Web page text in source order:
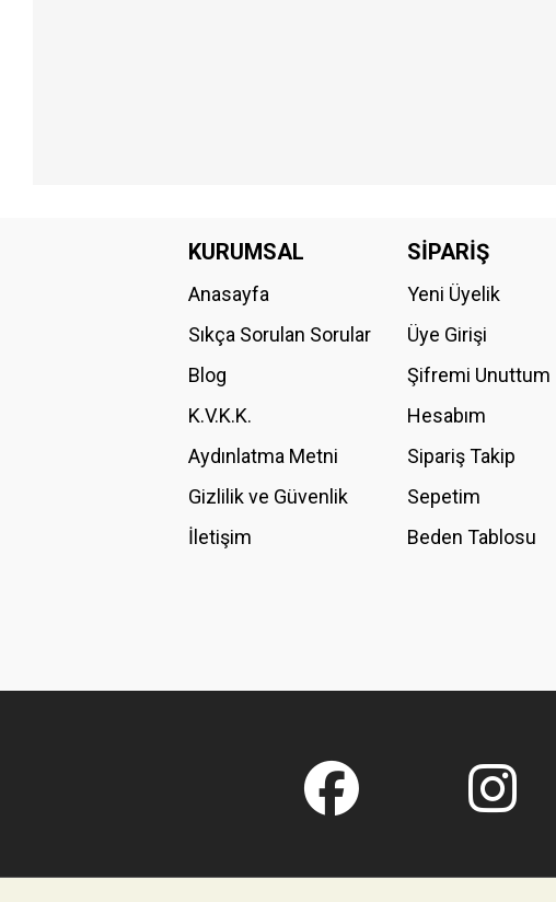
Ürün resmi kalitesiz, bozuk veya görüntülenemiyor.
Ürün fiyatı diğer sitelerden daha pahalı.
Bu ürüne benzer farklı alternatifler olmalı.
KURUMSAL
Anasayfa
Sıkça Sorulan Sorular
Blog
K.V.K.K.
Aydınlatma Metni
Gizlilik ve Güvenlik
İletişim
SİPARİŞ
Yeni Üyelik
Üye Girişi
Şifremi Unuttum
Hesabım
Sipariş Takip
Sepetim
Beden Tablosu